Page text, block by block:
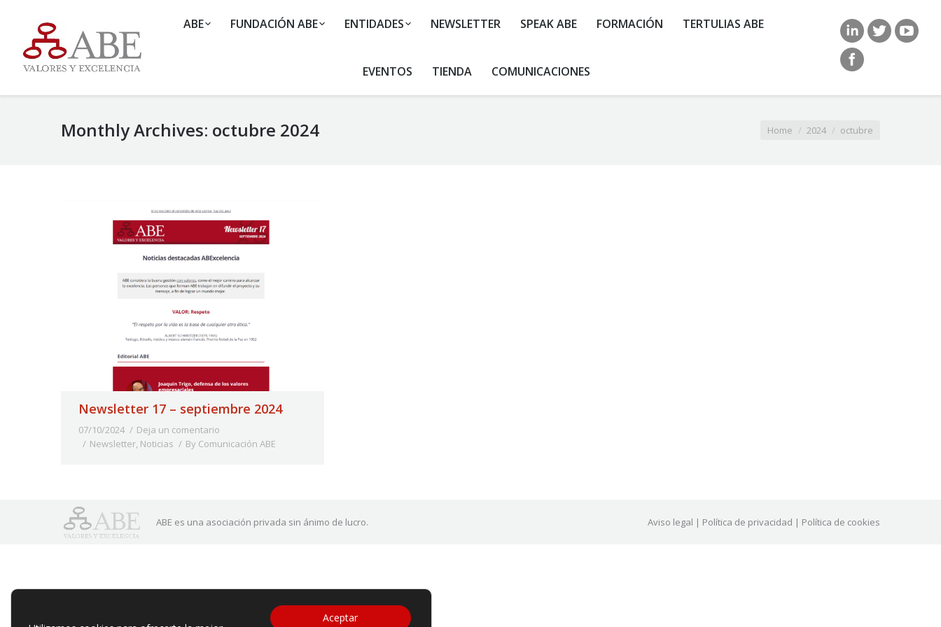
ABE FUNDACIÓN ABE ENTIDADES NEWSLETTER SPEAK ABE FORMACIÓN TERTULIAS ABE
EVENTOS TIENDA COMUNICACIONES
Monthly Archives: octubre 2024 Home 2024 octubre
Newsletter 17 – septiembre 2024
07/10/2024
Deja un comentario
Newsletter, Noticias By Comunicación ABE
ABE es una asociación privada sin ánimo de lucro. Aviso legal | Política de privacidad | Política de cookies
Aceptar